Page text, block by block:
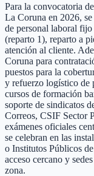
Para la convocatoria
La Coruna en 2026,
de personal laboral
(reparto 1), reparto a
atención al cliente.
Coruna para
puestos para la
y refuerzo logístico de
cursos de formación
soporte de sindicatos
Correos, CSIF Sector
exámenes oficiales
se celebran en las
o Institutos Públicos
acceso cercano y
zona.